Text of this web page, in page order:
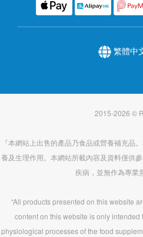
繁體中
2015-2026 ©
『本網站上出售的產品乃食品或營養補充品
養及生理作用。本網站所載內容及資料僅供
疾病，並無作為專業
“All products presented on this website
content on this website is only
physiological processes of the food